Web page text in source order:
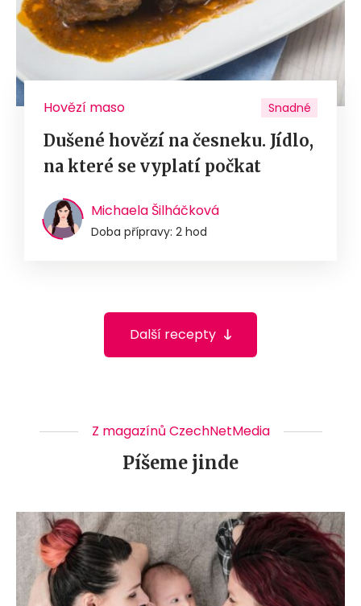
Hovězí maso Snadné
Dušené hovězí na česneku. Jídlo,
na které se vyplatí počkat
Michaela Šilháčková
Doba přípravy: 2 hod
Další recepty
Z magazínů CzechNetMedia
Píšeme jinde